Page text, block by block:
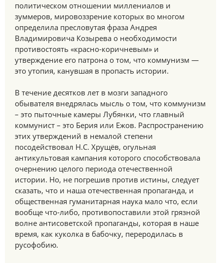
политическом отношении миллениалов и
зуммеров, мировоззрение которых во многом
определила пресловутая фраза Андрея
Владимировича Козырева о необходимости
противостоять «красно-коричневым» и
утверждение его патрона о том, что коммунизм —
это утопия, канувшая в пропасть истории.
В течение десятков лет в мозги западного
обывателя внедрялась мысль о том, что коммунизм
– это пыточные камеры Лубянки, что главный
коммунист – это Берия или Ежов. Распространению
этих утверждений в немалой степени
посодействовал Н.С. Хрущёв, огульная
антикультовая кампания которого способствовала
очернению целого периода отечественной
истории. Но, не погрешив против истины, следует
сказать, что и наша отечественная пропаганда, и
общественная гуманитарная наука мало что, если
вообще что-либо, противопоставили этой грязной
волне антисоветской пропаганды, которая в наше
время, как куколка в бабочку, переродилась в
русофобию.